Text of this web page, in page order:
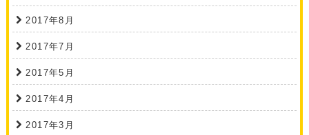
2017年8月
2017年7月
2017年5月
2017年4月
2017年3月